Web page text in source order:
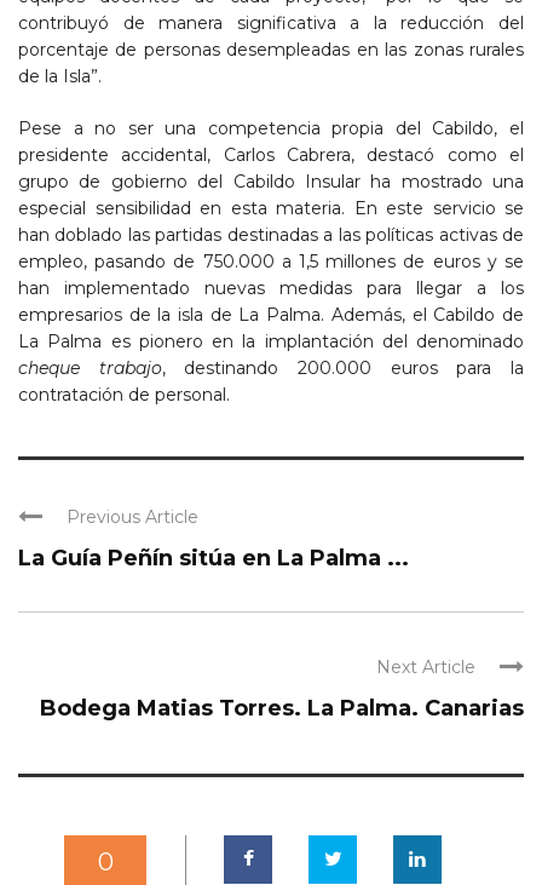
contribuyó de manera significativa a la reducción del
porcentaje de personas desempleadas en las zonas rurales
de la Isla”.
Pese a no ser una competencia propia del Cabildo, el
presidente accidental, Carlos Cabrera, destacó como el
grupo de gobierno del Cabildo Insular ha mostrado una
especial sensibilidad en esta materia. En este servicio se
han doblado las partidas destinadas a las políticas activas de
empleo, pasando de 750.000 a 1,5 millones de euros y se
han implementado nuevas medidas para llegar a los
empresarios de la isla de La Palma. Además, el Cabildo de
La Palma es pionero en la implantación del denominado
cheque trabajo, destinando 200.000 euros para la
contratación de personal.
Previous Article
La Guía Peñín sitúa en La Palma ...
Next Article
Bodega Matias Torres. La Palma. Canarias
0